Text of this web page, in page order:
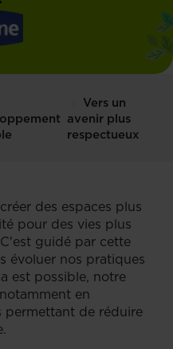
Vers un
avenir plus
respectueux
des espaces plus
pour des vies plus
guidé par cette
évoluer nos pratiques
est possible, notre
en
permettant de réduire